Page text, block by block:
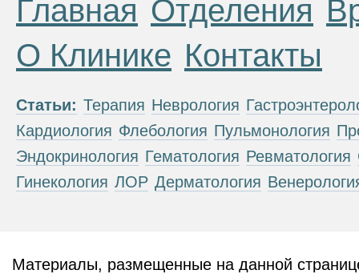
Главная Отделения
О Клинике Контакты
Статьи: Терапия Неврология
Кардиология Флебология Пульмонология
Эндокринология Гематология Ревматология
Гинекология ЛОР Дерматология
Материалы, размещенные на данной